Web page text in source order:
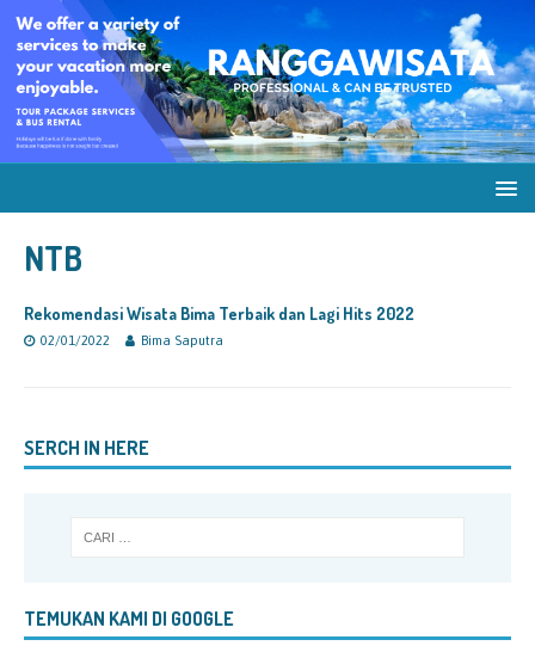
NTB
Rekomendasi Wisata Bima Terbaik dan Lagi Hits 2022
02/01/2022 Bima Saputra
SERCH IN HERE
TEMUKAN KAMI DI GOOGLE